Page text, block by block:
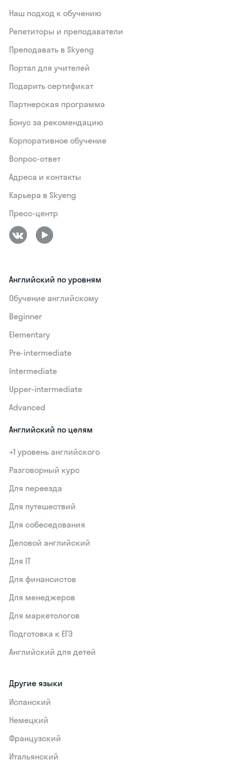
Наш подход к обучению
Репетиторы и преподаватели
Преподавать в Skyeng
Портал для учителей
Подарить сертификат
Партнерская программа
Бонус за рекомендацию
Корпоративное обучение
Вопрос-ответ
Адреса и контакты
Карьера в Skyeng
Пресс-центр
Английский по уровням
Обучение английскому
Beginner
Elementary
Pre-intermediate
Intermediate
Upper-intermediate
Advanced
Английский по целям
+1 уровень английского
Разговорный курс
Для переезда
Для путешествий
Для собеседования
Деловой английский
Для IT
Для финансистов
Для менеджеров
Для маркетологов
Подготовка к ЕГЭ
Английский для детей
Другие языки
Испанский
Немецкий
Французский
Итальянский